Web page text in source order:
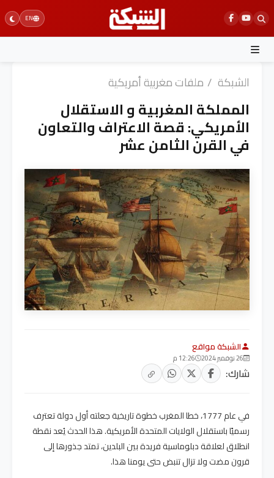
Skip
to
content
EN
الشبكة / ملفات مغربية أمريكية
المملكة المغربية و الاستقلال
الأمريكي: قصة الاعتراف والتعاون
في القرن الثامن عشر
الشبكة مواقع
26 نوفمبر 2024 12:26 م
شارك:
في عام 1777، خطا المغرب خطوة تاريخية جعلته أول دولة تعترف
رسميًا باستقلال الولايات المتحدة الأمريكية. هذا الحدث يُعد نقطة
انطلاق لعلاقة دبلوماسية فريدة بين البلدين، تمتد جذورها إلى
قرون مضت ولا تزال تنبض حتى يومنا هذا.